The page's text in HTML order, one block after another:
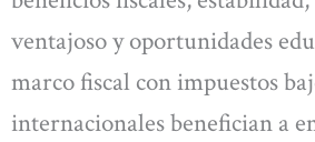
ventajoso y oportunidades
marco fiscal con impuestos
internacionales benefician a